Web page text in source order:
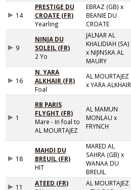
14
PRESTIGE DU
CROATE (FR)
Yearling
EBRAZ (GB) x
BEANIE DU
CROATE
9
NINJA DU
SOLEIL (FR)
2 Yo
JALNAR AL
KHALIDIAH (SA)
x NIJINSKA AL
MAURY
16
N. YARA
ALKHAIR (FR)
Foal
AL MOURTAJEZ
x YARA ALKHAIR
1
RB PARIS
FLYGHT (FR)
Mare - In foal to
AL MOURTAJEZ
AL MAMUN
MONLAU x
FRYNCH
18
MAHDI DU
BREUIL (FR)
HIT
MARED AL
SAHRA (GB) x
WANAA DU
BREUIL
11
ATEED (FR)
AL MOURTAJEZ